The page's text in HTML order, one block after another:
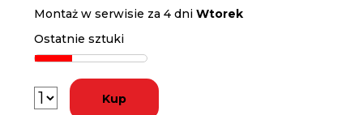
Montaż w serwisie za 4 dniWtorek
Ostatnie sztuki
Kup